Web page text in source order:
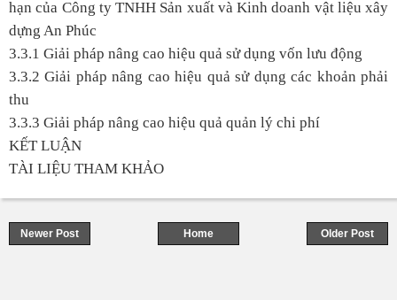
hạn của Công ty TNHH Sản xuất và Kinh doanh vật liệu xây
dựng An Phúc
3.3.1 Giải pháp nâng cao hiệu quả sử dụng vốn lưu động
3.3.2 Giải pháp nâng cao hiệu quả sử dụng các khoản phải
thu
3.3.3 Giải pháp nâng cao hiệu quả quản lý chi phí
KẾT LUẬN
TÀI LIỆU THAM KHẢO
Newer Post Older Post
Home